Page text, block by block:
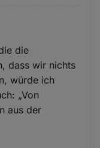
die
dass wir nichts
würde ich
„Von
aus der